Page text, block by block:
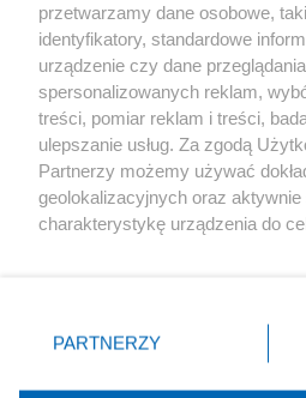
Kultura
X Facebook
przetwarzamy dane osobowe,
identyfikatory, standardowe
urządzenie czy dane
spersonalizowanych reklam,
treści, pomiar reklam i treści,
ulepszanie usług. Za zgodą
Partnerzy możemy używać
geolokalizacyjnych oraz aktywnie
charakterystykę urządzenia do
zmienić/wycofać klikając
znajdujący się w lewym dolnym
rodzaje przetwarzania danych
PARTNERZY